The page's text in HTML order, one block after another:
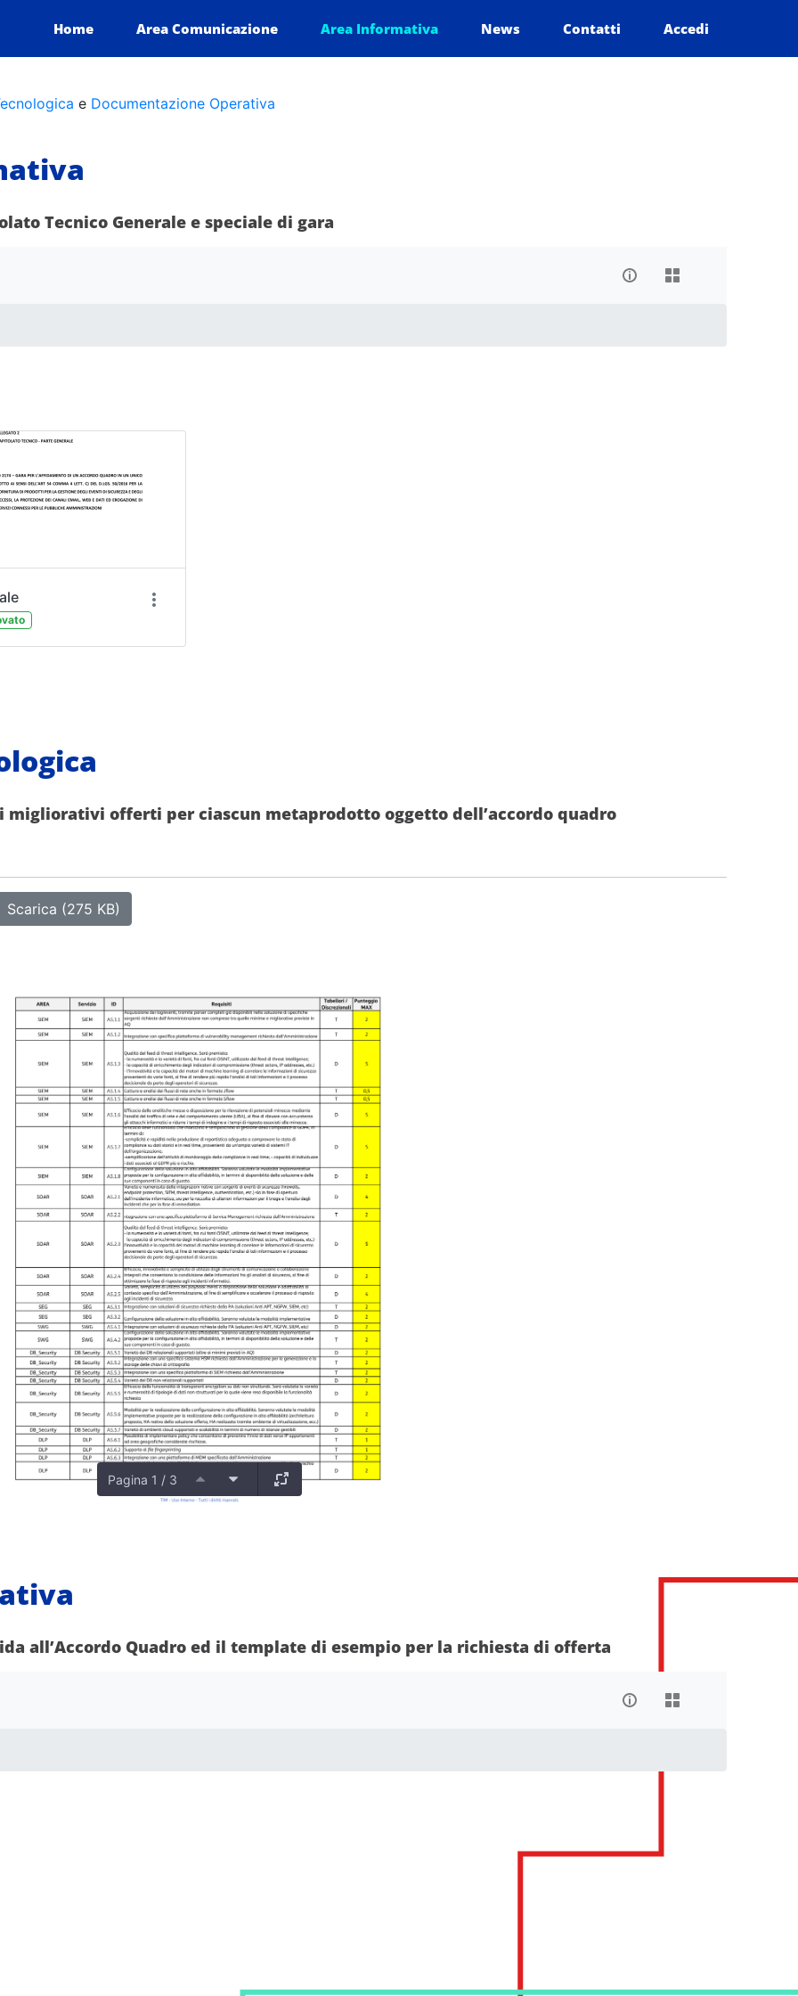
Cyber Security 1
Home Area Comunicazione Area Informativa News Contatti Accedi
e Documentazione Operativa
Tecnico Generale e speciale di gara
migliorativi offerti per ciascun metaprodotto oggetto dell’accordo quadro
Scarica (275 KB)
Pagina 1 / 3
all’Accordo Quadro ed il template di esempio per la richiesta di offerta